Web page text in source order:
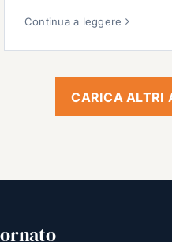
Continua a leggere
CARICA ALTRI